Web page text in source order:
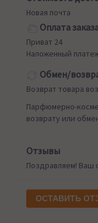
Новая почта
Оплата
Приват 24
Наложенный
Обмен/
Возврат товара
Парфюмерно-
возврату или
Отзывы
Поздравляем! Ваш
ОСТАВИТЬ